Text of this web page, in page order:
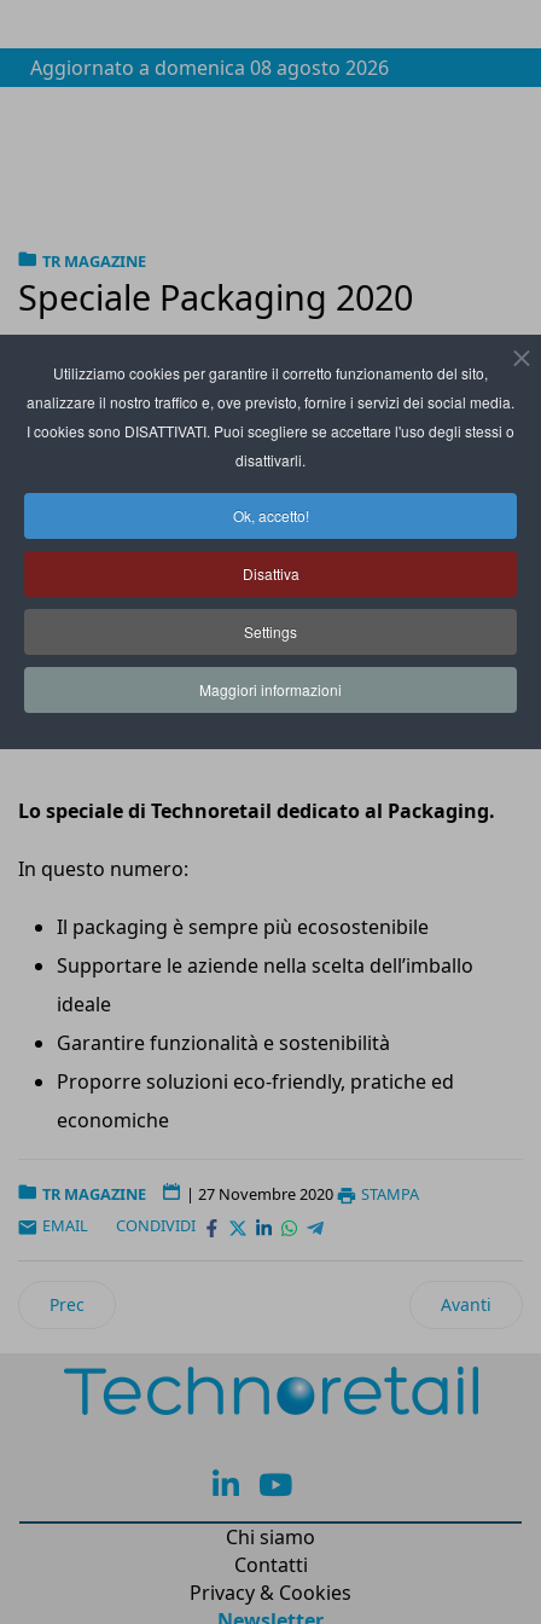
Utilizziamo cookies per garantire il corretto funzionamento del sito,
analizzare il nostro traffico e, ove previsto, fornire i servizi dei social media.
I cookies sono DISATTIVATI. Puoi scegliere se accettare l'uso degli stessi o
disattivarli.
Ok, accetto!
Disattiva
Settings
Maggiori informazioni
Aggiornato a domenica 08 agosto 2026
TR MAGAZINE
Speciale Packaging 2020
Lo speciale di Technoretail dedicato al Packaging.
In questo numero:
Il packaging è sempre più ecosostenibile
Supportare le aziende nella scelta dell’imballo
ideale
Garantire funzionalità e sostenibilità
Proporre soluzioni eco-friendly, pratiche ed
economiche
TR MAGAZINE | 27 Novembre 2020
STAMPA
EMAIL
CONDIVIDI
Articolo precedente: Focus Covid e Retail
Prec Articolo
Avanti
lk yt
Chi siamo
Contatti
Privacy & Cookies